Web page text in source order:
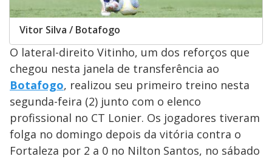
Vitor Silva / Botafogo
O lateral-direito Vitinho, um dos reforços que
chegou nesta janela de transferência ao
Botafogo, realizou seu primeiro treino nesta
segunda-feira (2) junto com o elenco
profissional no CT Lonier. Os jogadores tiveram
folga no domingo depois da vitória contra o
Fortaleza por 2 a 0 no Nilton Santos, no sábado